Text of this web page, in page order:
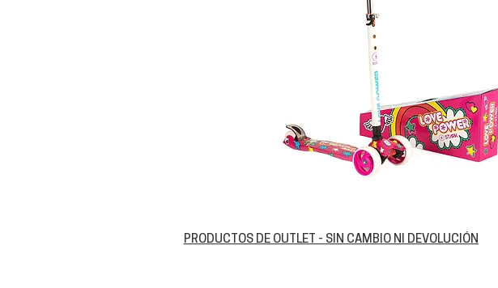
PRODUCTOS DE OUTLET - SIN CAMBIO NI DEVOLUCIÓN